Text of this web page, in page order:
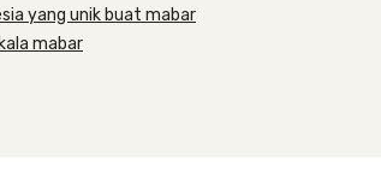
yang unik buat mabar
mabar